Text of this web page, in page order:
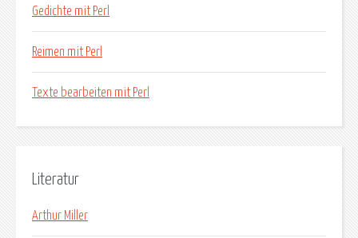
Gedichte mit Perl
Reimen mit Perl
Texte bearbeiten mit Perl
Literatur
Arthur Miller